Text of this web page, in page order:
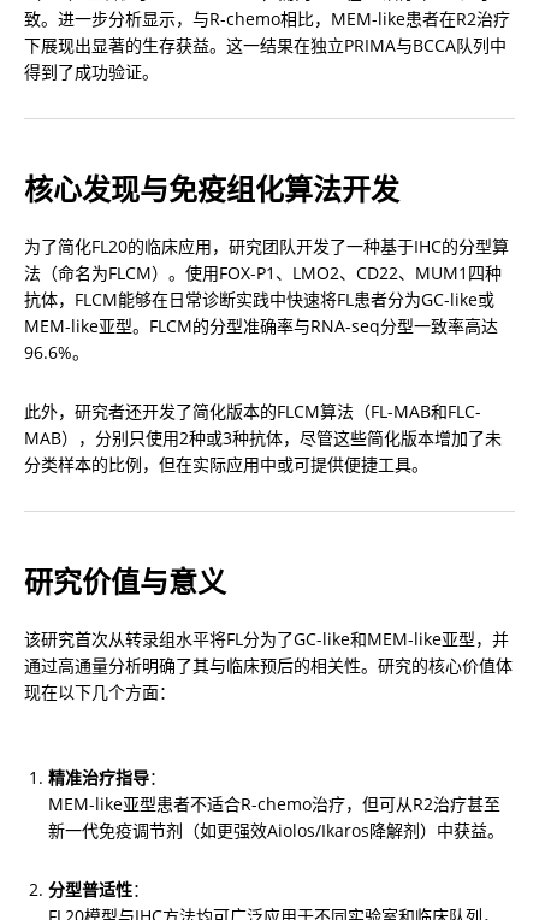
致。进一步分析显示，与R-chemo相比，MEM-like患者在R2治疗
下展现出显著的生存获益。这一结果在独立PRIMA与BCCA队列中
得到了成功验证。
核心发现与免疫组化算法开发
为了简化FL20的临床应用，研究团队开发了一种基于IHC的分型算
法（命名为FLCM）。使用FOX-P1、LMO2、CD22、MUM1四种
抗体，FLCM能够在日常诊断实践中快速将FL患者分为GC-like或
MEM-like亚型。FLCM的分型准确率与RNA-seq分型一致率高达
96.6%。
此外，研究者还开发了简化版本的FLCM算法（FL-MAB和FLC-
MAB），分别只使用2种或3种抗体，尽管这些简化版本增加了未
分类样本的比例，但在实际应用中或可提供便捷工具。
研究价值与意义
该研究首次从转录组水平将FL分为了GC-like和MEM-like亚型，并
通过高通量分析明确了其与临床预后的相关性。研究的核心价值体
现在以下几个方面：
精准治疗指导：
MEM-like亚型患者不适合R-chemo治疗，但可从R2治疗甚至
新一代免疫调节剂（如更强效Aiolos/Ikaros降解剂）中获益。
分型普适性：